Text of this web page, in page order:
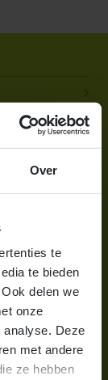
Over
te
te bieden
delen we
onze
analyse. Deze
met andere
ze hebben